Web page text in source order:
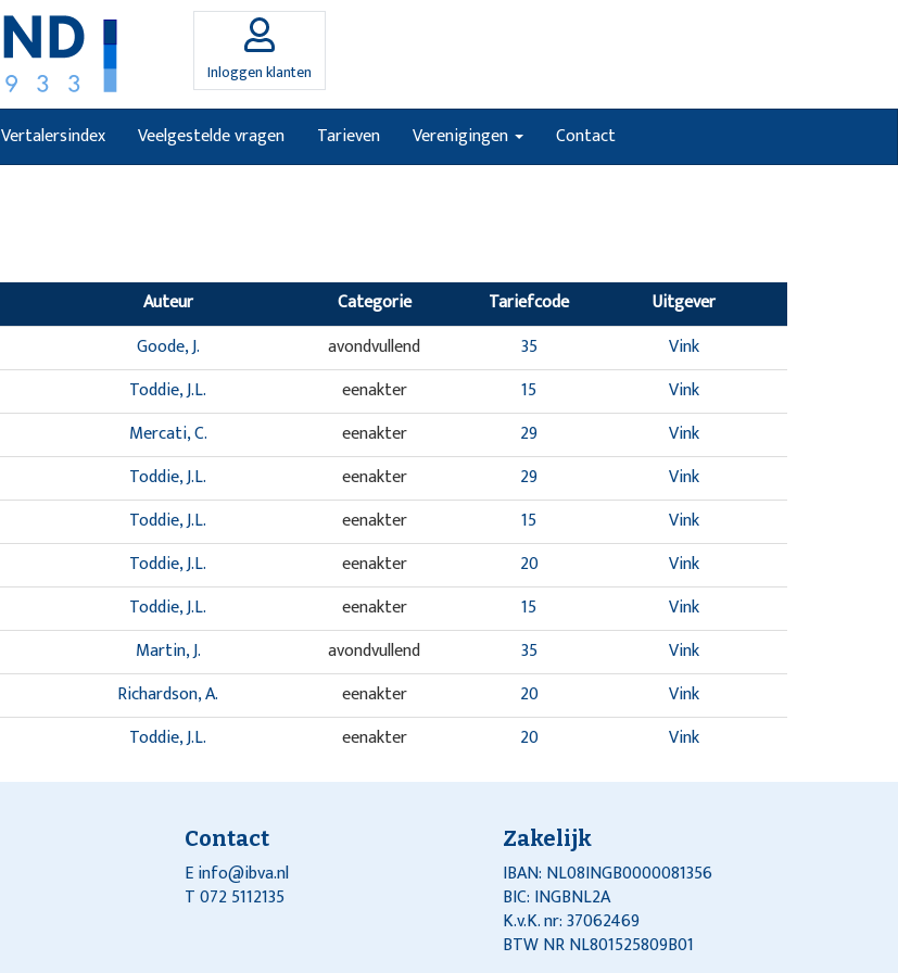
Inloggen klanten
Vertalersindex Veelgestelde vragen Tarieven Verenigingen Contact
Auteur Categorie Tariefcode
Uitgever
Goode, J. avondvullend 35
Vink
Toddie, J.L. eenakter 15
Vink
Mercati, C. eenakter 29
Vink
Toddie, J.L. eenakter 29
Vink
Toddie, J.L. eenakter 15
Vink
Toddie, J.L. eenakter 20
Vink
Toddie, J.L. eenakter 15
Vink
Martin, J. avondvullend 35
Vink
Richardson, A. eenakter 20
Vink
Toddie, J.L. eenakter 20 Vink
Contact
Einfo@ibva.nl
T 072 5112135
Zakelijk
IBAN: NL08INGB0000081356
BIC: INGBNL2A
K.v.K. nr: 37062469
BTW NR NL801525809B01